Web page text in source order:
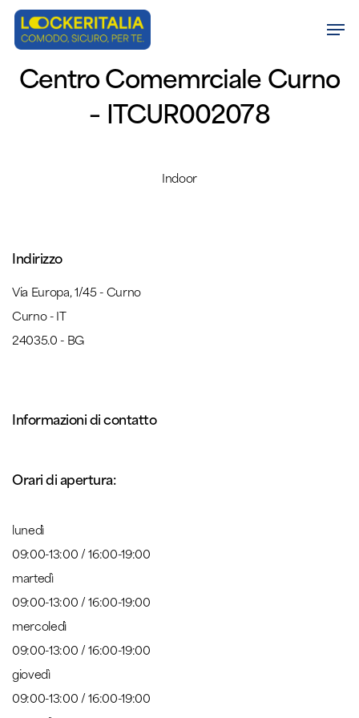
Skip
content
Centro Comemrciale Curno
– ITCUR002078
Indoor
Indirizzo
Via Europa, 1/45 - Curno
Curno - IT
24035.0 - BG
Informazioni di contatto
Orari di apertura:
lunedì
09:00-13:00 / 16:00-19:00
martedì
09:00-13:00 / 16:00-19:00
mercoledì
09:00-13:00 / 16:00-19:00
giovedì
09:00-13:00 / 16:00-19:00
Menu